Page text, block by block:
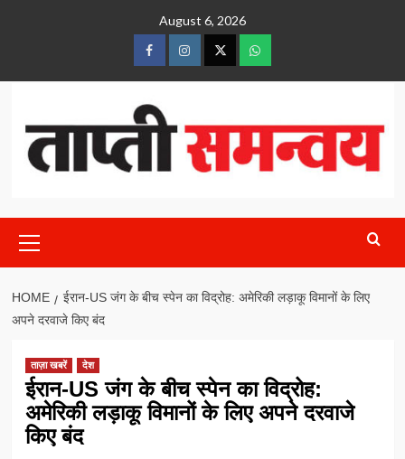
August 6, 2026
FaceBookInstagramTwitterwhatsaap
Menu
HOME
ईरान-US जंग के बीच स्पेन का विद्रोह: अमेरिकी लड़ाकू विमानों के लिए
अपने दरवाजे किए बंद
ताज़ा खबरें देश
ईरान-US जंग के बीच स्पेन का विद्रोह:
अमेरिकी लड़ाकू विमानों के लिए अपने दरवाजे
किए बंद